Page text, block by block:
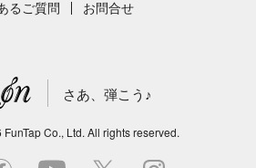
るご質問 お問合せ
さあ、弾こう♪
FunTap Co., Ltd. All rights reserved.